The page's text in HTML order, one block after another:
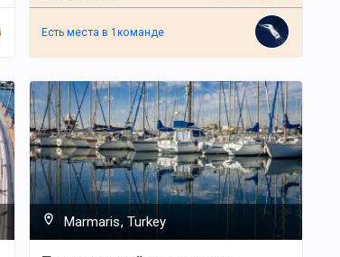
Есть места в 1командe
Marmaris, Turkey